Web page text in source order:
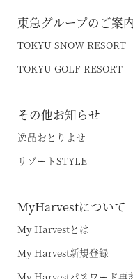
東急グループのご案
TOKYU SNOW RESORT
TOKYU GOLF RESORT
その他お知らせ
逸品おとりよせ
リゾートSTYLE
MyHarvestについて
My Harvestとは
My Harvest新規登録
My Harvestパスワード再